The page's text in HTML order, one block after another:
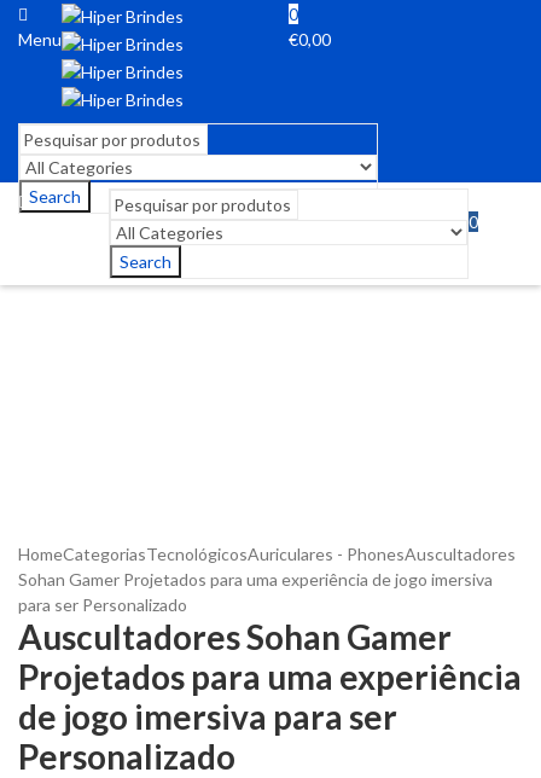
Menu
0
€0,00
Search
Search
0
HomeCategoriasTecnológicosAuriculares - PhonesAuscultadores
Sohan Gamer Projetados para uma experiência de jogo imersiva
para ser Personalizado
Auscultadores Sohan Gamer
Projetados para uma experiência
de jogo imersiva para ser
Personalizado